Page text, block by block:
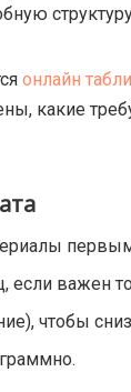
онлайн
какие
важен
чтобы